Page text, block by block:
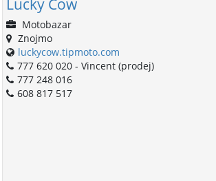
Lucky Cow
Motobazar
Znojmo
luckycow.tipmoto.com
777 620 020 - Vincent (prodej)
777 248 016
608 817 517